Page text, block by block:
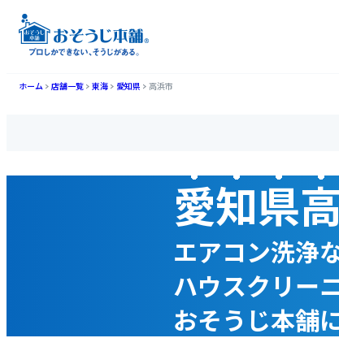
ホーム 店舗一覧 東海 愛知県 高浜市
愛知県
エアコン洗浄
ハウスクリー
おそうじ本舗